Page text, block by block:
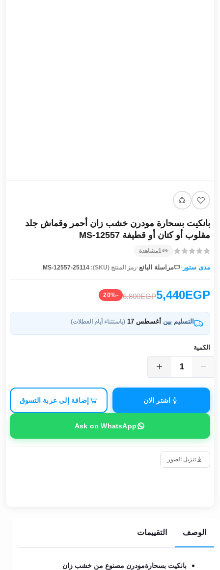
بانكيت بسحارة مودرن خشب زان أحمر وقماش جلد
مقلوب أو كتان أو قطيفة MS-12557
1مشاهدة
مدى ستور · مراسلة البائع·رمز المنتج (SKU): MS-12557-25114
5,440EGP
6,800EGP
-20%
التسليم بين أغسطس 17 (باستثناء أيام العطلات)
الكمية
اشتر الان إضافة إلى عربة التسوق
Ask on WhatsApp
تنزيل الصور
الوصف التقييمات
بانكيت بسحارةمودرن مصنوع من خشب زان